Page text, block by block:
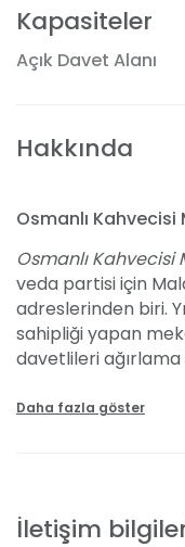
Kapasiteler
Açık Davet Alanı
Hakkında
Osmanlı
Osmanlı Kahvecisi
veda partisi için
adreslerinden biri.
sahipliği yapan
davetlileri ağırlama
attığınız anda sizi
koşuluna uygun bir
Daha fazla göster
İletişim